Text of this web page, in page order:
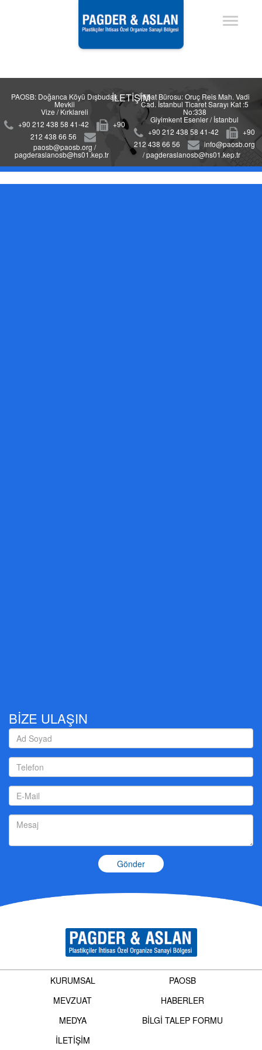
İLETİŞİM
PAOSB: Doğanca Köyü Dışbudak
Mevkii
Vize / Kırklareli
+90 212 438 58 41-42
+90
212 438 66 56
paosb@paosb.org /
pagderaslanosb@hs01.kep.tr
İrtibat Bürosu: Oruç Reis Mah. Vadi
Cad. İstanbul Ticaret Sarayı Kat :5
No:338
Giyimkent Esenler / İstanbul
+90 212 438 58 41-42
+90
212 438 66 56
info@paosb.org
/ pagderaslanosb@hs01.kep.tr
BİZE ULAŞIN
Gönder
KURUMSAL
PAOSB
MEVZUAT
HABERLER
MEDYA
BİLGİ TALEP FORMU
İLETİŞİM